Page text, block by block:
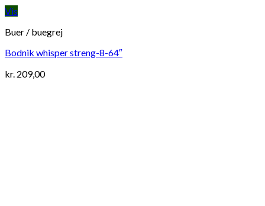
Vis
Buer / buegrej
Bodnik whisper streng-8-64″
kr. 209,00